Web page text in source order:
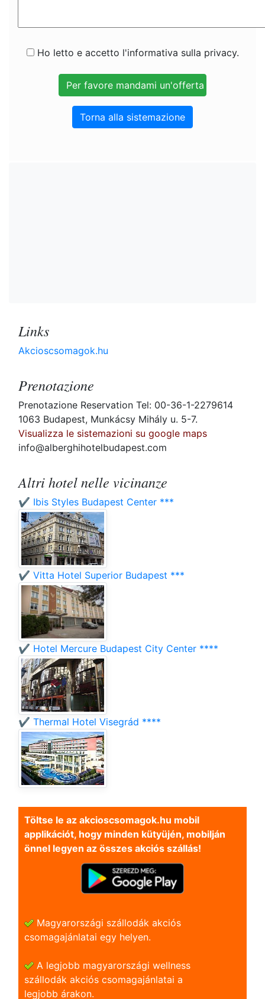
Ho letto e accetto l'informativa sulla privacy.
Torna alla sistemazione
Links
Akcioscsomagok.hu
Prenotazione
Prenotazione Reservation Tel: 00-36-1-2279614
1063 Budapest, Munkácsy Mihály u. 5-7.
Visualizza le sistemazioni su google maps
info@alberghihotelbudapest.com
Altri hotel nelle vicinanze
✔️ Ibis Styles Budapest Center ***
✔️ Vitta Hotel Superior Budapest ***
✔️ Hotel Mercure Budapest City Center ****
✔️ Thermal Hotel Visegrád ****
Töltse le az akcioscsomagok.hu mobil
applikációt, hogy minden kütyüjén, mobilján
önnel legyen az összes akciós szállás!
Magyarországi szállodák akciós
csomagajánlatai egy helyen.
A legjobb magyarországi wellness
szállodák akciós csomagajánlatai a
legjobb árakon.